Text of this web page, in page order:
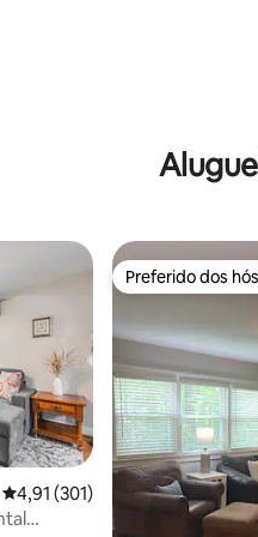
4,91 de uma avaliação média
4,91 (301)
Preferido dos
Preferido dos